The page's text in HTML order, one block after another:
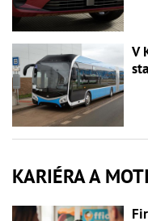
V
KARIÉRA A